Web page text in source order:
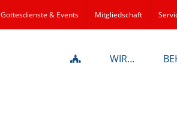
Gottesdienste & Events Mitgliedschaft
WIR…